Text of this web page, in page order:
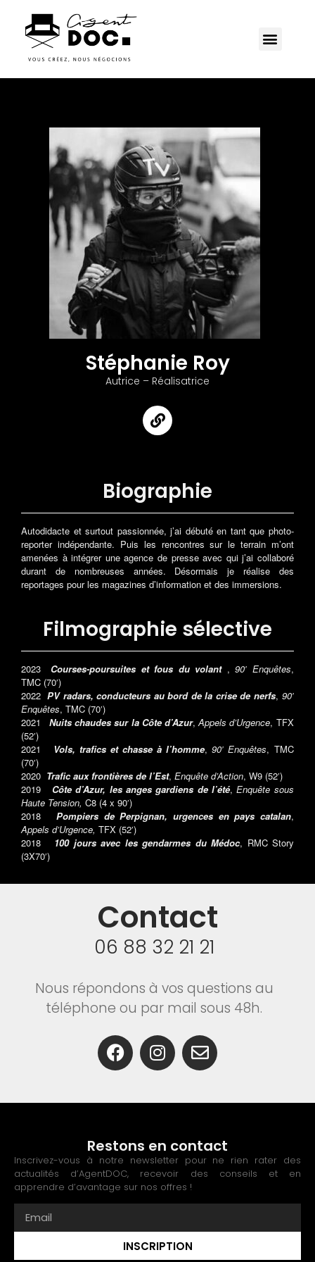
Stéphanie Roy
Autrice – Réalisatrice
Biographie
Autodidacte et surtout passionnée, j’ai débuté en tant que photo-
reporter indépendante. Puis les rencontres sur le terrain m’ont
amenées à intégrer une agence de presse avec qui j’ai collaboré
durant de nombreuses années. Désormais je réalise des
reportages pour les magazines d’information et des immersions.
Filmographie sélective
2023 Courses-poursuites et fous du volant, 90′ Enquêtes,
TMC (70′)
2022 PV radars, conducteurs au bord de la crise de nerfs, 90′
Enquêtes, TMC (70′)
2021 Nuits chaudes sur la Côte d’Azur,Appels d’Urgence, TFX
(52′)
2021
Vols, trafics et chasse à l’homme, 90′ Enquêtes, TMC
(70′)
2020 Trafic aux frontières de l’Est, Enquête d’Action, W9 (52′)
2019 Côte d’Azur, les anges gardiens de l’été, Enquête sous
Haute Tension, C8 (4 x 90′)
2018 Pompiers de Perpignan, urgences en pays catalan,
Appels d’Urgence, TFX (52′)
2018 100 jours avec les gendarmes du Médoc, RMC Story
(3X70′)
Contact
06 88 32 21 21
Nous répondons à vos questions au
téléphone ou par mail sous 48h.
Restons en contact
Inscrivez-vous à notre newsletter pour ne rien rater des
actualités d’AgentDOC, recevoir des conseils et en
apprendre d’avantage sur nos offres !
INSCRIPTION